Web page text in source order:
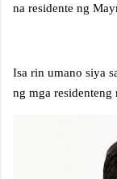
na residente ng
Isa rin umano siya
ng mga